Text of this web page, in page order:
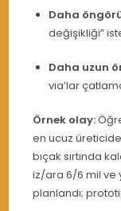
Daha
değişikliği”
Daha uzun
via’lar
Örnek olay:
en ucuz üreticide
bıçak sırtında
iz/ara 6/6 mil ve
planlandı;